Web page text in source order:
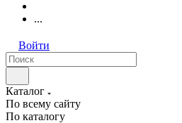
...
Войти
Каталог
По всему сайту
По каталогу